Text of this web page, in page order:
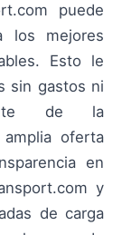
puede
los mejores
Esto le
sin gastos ni
de la
oferta
en
y
de carga